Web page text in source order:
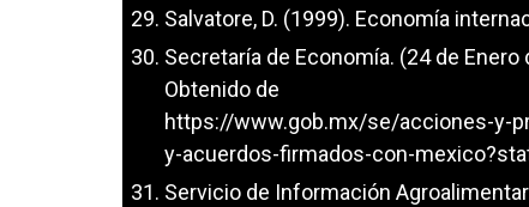
Salvatore, D. (1999). Economía
Secretaría de Economía. (24 de
Obtenido de
https://www.gob.mx/se/acciones-y-
y-acuerdos-firmados-con-
Servicio de Información